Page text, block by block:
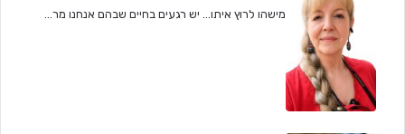
מישהו לרוץ איתו... יש רגעים בחיים שבהם אנחנו מר...